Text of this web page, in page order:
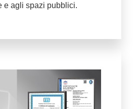
e agli spazi pubblici.